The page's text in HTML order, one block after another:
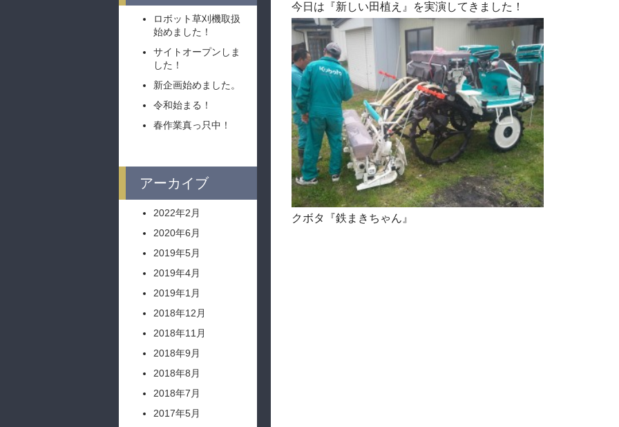
ロボット草刈機取扱
始めました！
サイトオープンしま
した！
新企画始めました。
令和始まる！
春作業真っ只中！
アーカイブ
2022年2月
2020年6月
2019年5月
2019年4月
2019年1月
2018年12月
2018年11月
2018年9月
2018年8月
2018年7月
2017年5月
今日は『新しい田植え』を実演してきました！
クボタ『鉄まきちゃん』